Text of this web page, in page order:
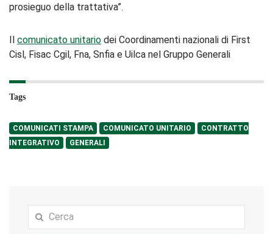
prosieguo della trattativa”.
Il comunicato unitario dei Coordinamenti nazionali di First
Cisl, Fisac Cgil, Fna, Snfia e Uilca nel Gruppo Generali
Tags
COMUNICATI STAMPA COMUNICATO UNITARIO
CONTRATTO
INTEGRATIVO
GENERALI